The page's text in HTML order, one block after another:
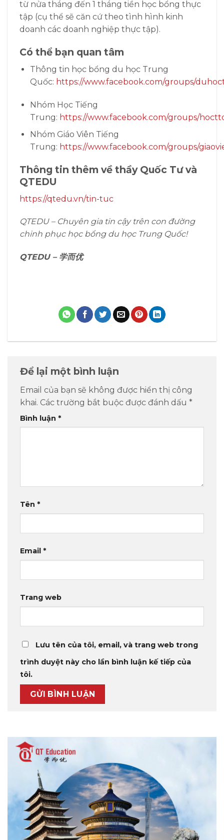
từ nửa tháng đến 1 tháng tiền học bổng thực
tập (cụ thể sẽ căn cứ theo tình hình kinh
doanh các doanh nghiệp thực tập).
Có thể bạn quan tâm
Thông tin học bổng du học Trung
Quốc: https://www.facebook.com/groups/
Nhóm Học Tiếng
Trung: https://www.facebook.com/groups/
Nhóm Giáo Viên Tiếng
Trung: https://www.facebook.com/groups/
Thông tin thêm về thầy Quốc Tư và
QTEDU
https://qtedu.vn/tin-tuc
QTEDU – Chuyên gia tin cậy trên con đường
chinh phục học bổng du học Trung Quốc!
QTEDU – 学而优
Để lại một bình luận
Email của bạn sẽ không được hiển thị công
khai. Các trường bắt buộc được đánh dấu *
Bình luận *
Tên *
Email *
Trang web
Lưu tên của tôi, email, và trang web trong
trình duyệt này cho lần bình luận kế tiếp của
tôi.